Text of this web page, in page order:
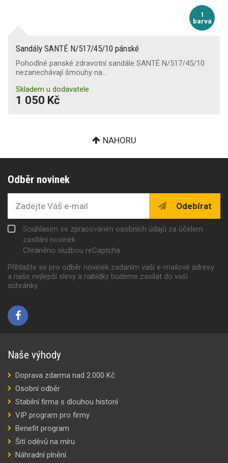
1
barva
Sandály SANTÉ N/517/45/10 pánské
Pohodlné panské zdravotní sandále SANTÉ N/517/45/10
nezanechávají šmouhy na…
Skladem u dodavatele
1 050 Kč
NAHORU
Odběr novinek
Odebírat
Souhlasím se zpracováním osobních údajů za účelem
zasílání novinek
Chráněno službou reCaptcha
Přihlašte se pro odběr novinek zadaním vaší e-mailové adresy
a naše nejlepší slevy a nabídky budeme zasílat do vaší
schránky.
Naše výhody
Doprava zdarma nad 2.000 Kč
Osobní odběr
Stabilní firma s dlouhou historií
VIP program pro firmy
Benefit program
Šití oděvů na míru
Náhradní plnění